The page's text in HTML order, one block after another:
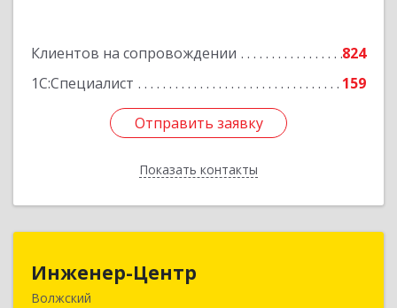
Клиентов на сопровождении
824
1С:Специалист
159
Отправить заявку
Показать контакты
Отправить заявку
Назад
Инженер-Центр
Волжский404120, Волгоградская обл, Волжский г, им